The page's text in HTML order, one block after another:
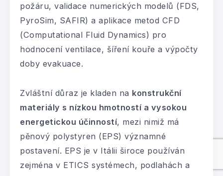
požáru, validace numerických modelů (FDS,
PyroSim, SAFIR) a aplikace metod CFD
(Computational Fluid Dynamics) pro
hodnocení ventilace, šíření kouře a výpočty
doby evakuace.
Zvláštní důraz je kladen na konstrukční
materiály s nízkou hmotností a vysokou
energetickou účinností, mezi nimiž má
pěnový polystyren (EPS) významné
postavení. EPS je v Itálii široce používán
zejména v ETICS systémech, podlahách a